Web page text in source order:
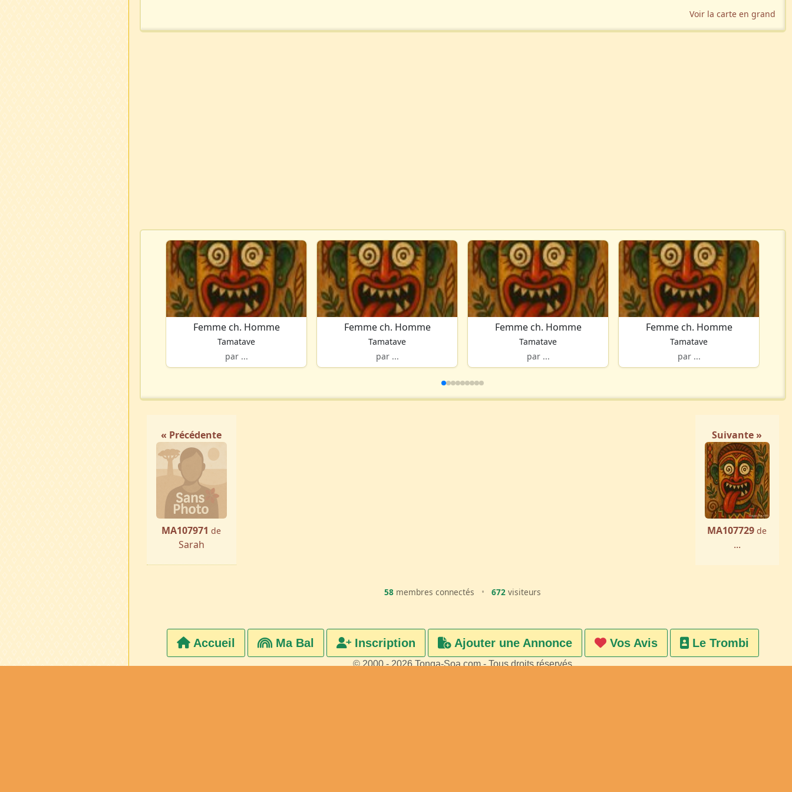
Voir la carte en grand
Femme ch. Homme
Tamatave
par ...
Femme ch. Homme
Tamatave
par ...
Femme ch. Homme
Tamatave
par ...
Femme ch. Homme
Tamatave
par ...
« Précédente
MA107971 de
Sarah
Suivante »
MA107729 de
...
58 membres connectés • 672 visiteurs
Accueil Ma Bal Inscription Ajouter une Annonce Vos Avis Le Trombi
© 2000 - 2026 Tonga-Soa.com - Tous droits réservés